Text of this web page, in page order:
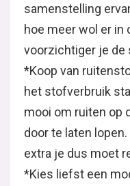
samenstelling
hoe meer wol er in
voorzichtiger je
*Koop van
het stofverbruik
mooi om ruiten op
door te laten
extra je dus moet
*Kies liefst een